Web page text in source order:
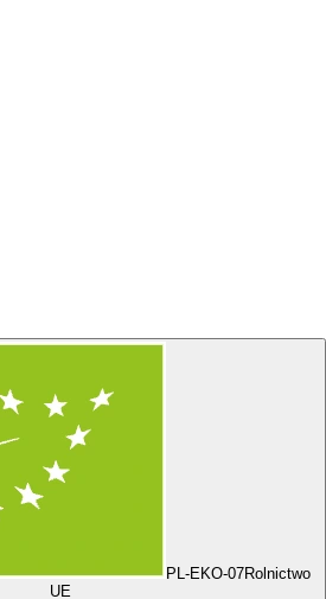
PL-EKO-07Rolnictwo
UE